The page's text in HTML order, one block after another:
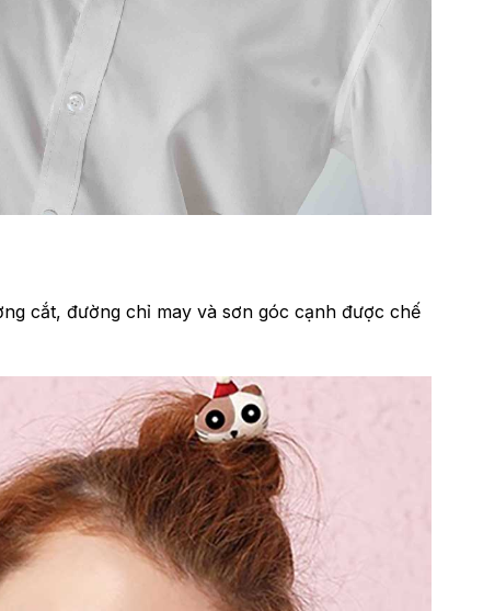
cắt, đường chỉ may và sơn góc cạnh được chế